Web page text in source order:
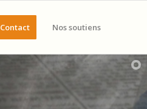
Contact Nos soutiens